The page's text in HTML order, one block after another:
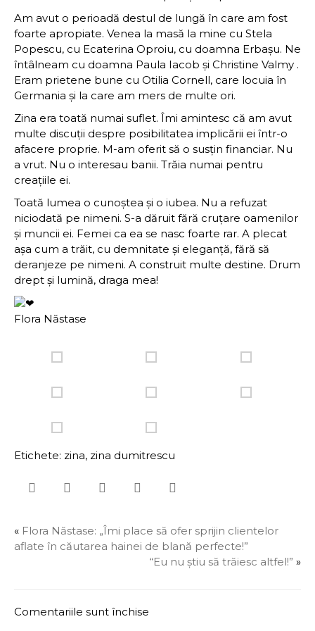
Am avut o perioadă destul de lungă în care am fost
foarte apropiate. Venea la masă la mine cu Stela
Popescu, cu Ecaterina Oproiu, cu doamna Erbaşu. Ne
întâlneam cu doamna Paula Iacob și Christine Valmy .
Eram prietene bune cu Otilia Cornell, care locuia în
Germania și la care am mers de multe ori.
Zina era toată numai suflet. Îmi amintesc că am avut
multe discuții despre posibilitatea implicării ei într-o
afacere proprie. M-am oferit să o susțin financiar. Nu
a vrut. Nu o interesau banii. Trăia numai pentru
creațiile ei.
Toată lumea o cunoștea și o iubea. Nu a refuzat
niciodată pe nimeni. S-a dăruit fără cruțare oamenilor
și muncii ei. Femei ca ea se nasc foarte rar. A plecat
așa cum a trăit, cu demnitate și eleganță, fără să
deranjeze pe nimeni. A construit multe destine. Drum
drept și lumină, draga mea!
Flora Năstase
Etichete: zina, zina dumitrescu
« Flora Năstase: „Îmi place să ofer sprijin clientelor
aflate în căutarea hainei de blană perfecte!”
“Eu nu știu să trăiesc altfel!” »
Comentariile sunt închise